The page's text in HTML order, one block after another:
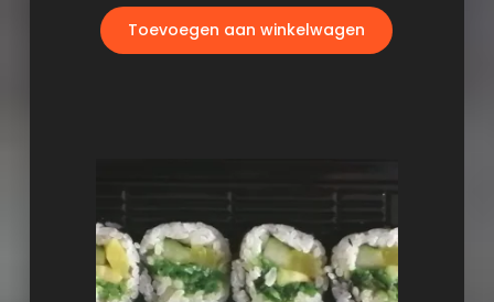
Toevoegen aan winkelwagen